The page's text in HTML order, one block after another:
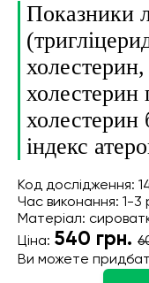
Показники
холестерин
холестерин
індекс
Код дослідження:
Час виконання: 1-3
Матеріал:
Ціна: 540 грн.
Ви можете